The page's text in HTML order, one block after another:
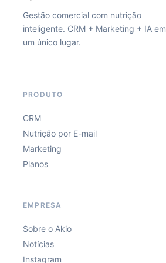
Gestão comercial com nutrição
inteligente. CRM + Marketing + IA em
um único lugar.
PRODUTO
CRM
Nutrição por E-mail
Marketing
Planos
EMPRESA
Sobre o Akio
Notícias
Instagram